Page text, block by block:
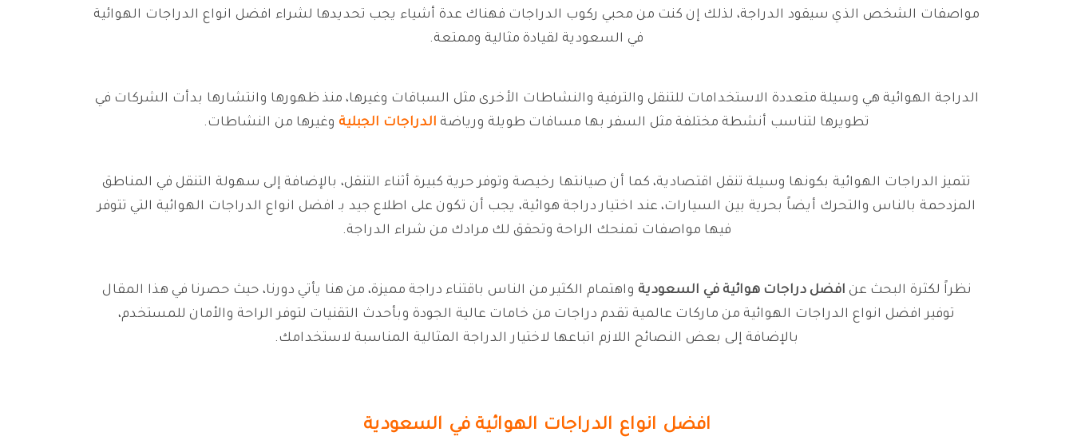
مواصفات الشخص الذي سيقود الدراجة، لذلك إن كنت من محبي ركوب الدراجات فهناك عدة أشياء يجب تحديدها لشراء افضل انواع الدراجات الهوائية
في السعودية لقيادة مثالية وممتعة.
الدراجة الهوائية هي وسيلة متعددة الاستخدامات للتنقل والترفية والنشاطات الأخرى مثل السباقات وغيرها، منذ ظهورها وانتشارها بدأت الشركات في
تطويرها لتناسب أنشطة مختلفة مثل السفر بها مسافات طويلة ورياضة الدراجات الجبلية وغيرها من النشاطات.
تتميز الدراجات الهوائية بكونها وسيلة تنقل اقتصادية، كما أن صيانتها رخيصة وتوفر حرية كبيرة أثناء التنقل، بالإضافة إلى سهولة التنقل في المناطق
المزدحمة بالناس والتحرك أيضاً بحرية بين السيارات، عند اختيار دراجة هوائية، يجب أن تكون على اطلاع جيد بـ افضل انواع الدراجات الهوائية التي تتوفر
فيها مواصفات تمنحك الراحة وتحقق لك مرادك من شراء الدراجة.
نظراً لكثرة البحث عن افضل دراجات هوائية في السعودية واهتمام الكثير من الناس باقتناء دراجة مميزة، من هنا يأتي دورنا، حيث حصرنا في هذا المقال
توفير افضل انواع الدراجات الهوائية من ماركات عالمية تقدم دراجات من خامات عالية الجودة وبأحدث التقنيات لتوفر الراحة والأمان للمستخدم،
بالإضافة إلى بعض النصائح اللازم اتباعها لاختيار الدراجة المثالية المناسبة لاستخدامك.
افضل انواع الدراجات الهوائية في السعودية